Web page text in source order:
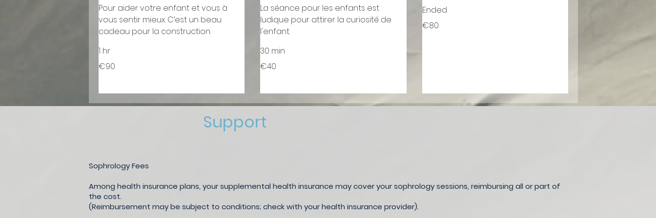
Pour aider votre enfant et vous à
vous sentir mieux. C’est un beau
cadeau pour la construction.
1 hr
euros
€90
La séance pour les enfants est
ludique pour attirer la curiosité de
l'enfant.
30 min
euros
€40
Ended
euros
€80
Support
Sophrology Fees
Among health insurance plans, your supplemental health insurance may cover your sophrology sessions, reimbursing all or part of
the cost.
(Reimbursement may be subject to conditions; check with your health insurance provider).